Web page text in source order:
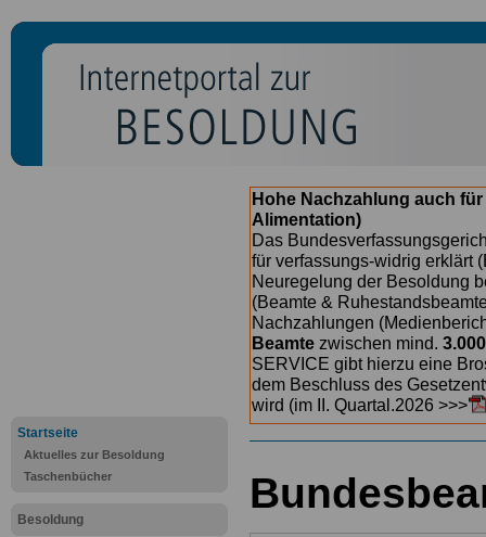
Startseite
Aktuelles zur Besoldung
Taschenbücher
Besoldung
Hohe Nachzahlung auch
Alimentation)
Das
für verfassungs-widrig erklärt
Neuregelung der Besoldung
(Beamte &
Nachzahlungen
Beamte zwischen mind.
SERVICE gibt hierzu eine
dem Beschluss des
wird (im II. Quartal.2026 >>>